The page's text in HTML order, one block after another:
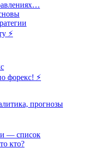
⚡️
форекс! ⚡
прогнозы
— список
кто?